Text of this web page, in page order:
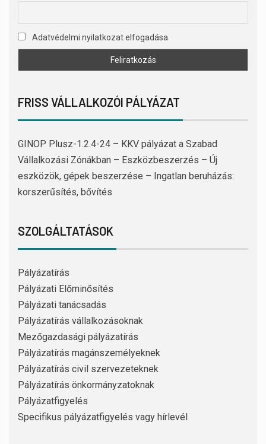
Adatvédelmi nyilatkozat elfogadása
FRISS VÁLLALKOZÓI PÁLYÁZAT
GINOP Plusz-1.2.4-24 – KKV pályázat a Szabad
Vállalkozási Zónákban – Eszközbeszerzés – Új
eszközök, gépek beszerzése – Ingatlan beruházás:
korszerűsítés, bővítés
SZOLGÁLTATÁSOK
Pályázatírás
Pályázati Előminősítés
Pályázati tanácsadás
Pályázatírás vállalkozásoknak
Mezőgazdasági pályázatírás
Pályázatírás magánszemélyeknek
Pályázatírás civil szervezeteknek
Pályázatírás önkormányzatoknak
Pályázatfigyelés
Specifikus pályázatfigyelés vagy hírlevél